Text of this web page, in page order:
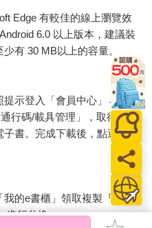
Edge 有較佳的線上瀏覽效
6.0 以上版本，建議裝
有 30 MB以上的容量。
提示登入「會員中心」→「我
行碼/載具管理」，取得通行
書。完成下載後，點選任一
的e書櫃」領取複製『兌換
進行兌換。